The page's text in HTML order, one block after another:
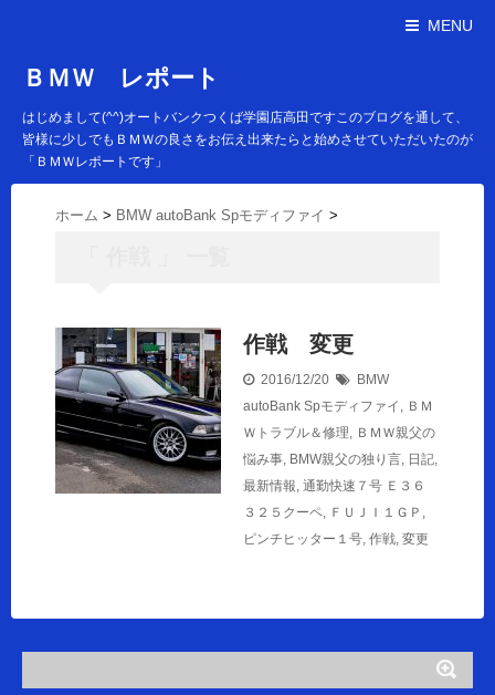
MENU
ＢＭＷ レポート
はじめまして(^^)オートバンクつくば学園店高田ですこのブログを通して、
皆様に少しでもＢＭＷの良さをお伝え出来たらと始めさせていただいたのが
「ＢＭＷレポートです」
ホーム > BMW autoBank Spモディファイ >
作戦 変更
2016/12/20
BMW
autoBank Spモディファイ , ＢＭ
Ｗトラブル＆修理, ＢＭＷ親父の
悩み事, BMW親父の独り言, 日記,
最新情報, 通勤快速７号 Ｅ３６
３２５クーペ, ＦＵＪＩ１ＧＰ ,
ピンチヒッター１号, 作戦, 変更